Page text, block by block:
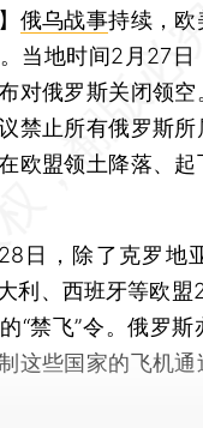
俄乌战事持续，欧
当地时间2月27日
对俄罗斯关闭领空
禁止所有俄罗斯
欧盟领土降落、起
，除了克罗地
利、西班牙等欧盟
“禁飞”令。俄罗
这些国家的飞机